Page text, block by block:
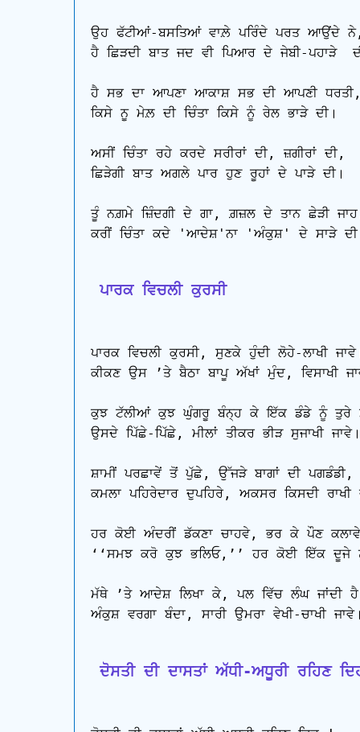
ਉਹ ਫੱਟੀਆਂ-ਬਸਤਿਆਂ ਵਾਲ਼ੇ ਪਰਿੰਦੇ ਪਰਤ ਆਉਂਦੇ ਨੇ,
ਹੈ ਛਿੜਦੀ ਬਾਤ ਜਦ ਵੀ ਪਿਆਰ ਦੇ ਜੇਬੀ-ਪਹਾੜੇ
ਹੈ ਸਭ ਦਾ ਆਪਣਾ ਆਕਾਸ਼ ਸਭ ਦੀ ਆਪਣੀ ਧਰਤੀ,
ਕਿਸੇ ਨੂ ਮੇਲ਼ ਦੀ ਚਿੰਤਾ ਕਿਸੇ ਨੂੰ ਰੇਲ ਭਾੜੇ ਦੀ।
ਅਸੀਂ ਚਿੰਤਾ ਰਹੇ ਕਰਦੇ ਸਰੀਰਾਂ ਦੀ, ਜ਼ਗੀਰਾਂ ਦੀ,
ਛਿੜੇਗੀ ਬਾਤ ਅਗਲੇ ਪਾਰ ਹੁਣ ਰੂਹਾਂ ਦੇ ਪਾੜੇ ਦੀ।
ਤੂੰ ਨਗ਼ਮੇ ਜ਼ਿੰਦਗੀ ਦੇ ਗਾ, ਗ਼ਜ਼ਲ ਦੇ ਤਾਨ ਛੇੜੀ
ਕਰੀਂ ਚਿੰਤਾ ਕਦੇ 'ਆਦੇਸ਼'ਨਾ 'ਅੰਕੁਸ਼' ਦੇ ਸਾੜੇ
ਪਾਰਕ ਵਿਚਲੀ ਕੁਰਸੀ
ਪਾਰਕ ਵਿਚਲੀ ਕੁਰਸੀ, ਸੁਣਕੇ ਹੁੰਦੀ ਲੋਹੇ-ਲਾਖੀ
ਕੀਕਣ ਉਸ ’ਤੇ ਬੈਠਾ ਬਾਪੂ ਅੱਖਾਂ ਮੁੰਦ, ਵਿਸਾਖੀ
ਕੁਝ ਟੱਲੀਆਂ ਕੁਝ ਘੁੰਗਰੂ ਬੰਨ੍ਹ ਕੇ ਇੱਕ ਡੰਡੇ ਨੂੰ ਤੁਰੇ
ਉਸਦੇ ਪਿੱਛੇ-ਪਿੱਛੇ, ਮੀਲਾਂ ਤੀਕਰ ਭੀੜ ਸੁਜਾਖੀ ਜਾਵੇ।
ਸ਼ਾਮੀਂ ਪਰਛਾਵੇਂ ਤੋਂ ਪੁੱਛੇ, ਉੱਜੜੇ ਬਾਗਾਂ ਦੀ ਪਗਡੰਡੀ,
ਕਮਲਾ ਪਹਿਰੇਦਾਰ ਦੁਪਹਿਰੇ, ਅਕਸਰ ਕਿਸਦੀ ਰਾਖੀ
ਹਰ ਕੋਈ ਅੰਦਰੀਂ ਡੱਕਣਾ ਚਾਹਵੇ, ਭਰ ਕੇ ਪੌਣ
‘‘ਸਮਝ ਕਰੋ ਕੁਝ ਭਲਿਓ,’’ ਹਰ ਕੋਈ ਇੱਕ ਦੂਜੇ
ਮੱਥੇ ’ਤੇ ਆਦੇਸ਼ ਲਿਖਾ ਕੇ, ਪਲ ਵਿੱਚ ਲੰਘ ਜਾਂਦੀ
ਅੰਕੁਸ਼ ਵਰਗਾ ਬੰਦਾ, ਸਾਰੀ ਉਮਰਾ ਵੇਖੀ-ਚਾਖੀ ਜਾਵੇ।
ਦੋਸਤੀ ਦੀ ਦਾਸਤਾਂ ਅੱਧੀ-ਅਧੂਰੀ ਰਹਿਣ